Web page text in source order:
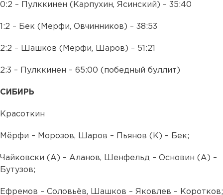
0:2 – Пулккинен (Карпухин, Ясинский) – 35:40
1:2 – Бек (Мерфи, Овчинников) – 38:53
2:2 – Шашков (Мерфи, Шаров) – 51:21
2:3 – Пулккинен – 65:00 (победный буллит)
СИБИРЬ
Красоткин
Мёрфи – Морозов, Шаров – Пьянов (К) – Бек;
Чайковски (А) – Аланов, Шенфельд – Основин (А) –
Бутузов;
Ефремов – Соловьёв, Шашков – Яковлев – Коротков;